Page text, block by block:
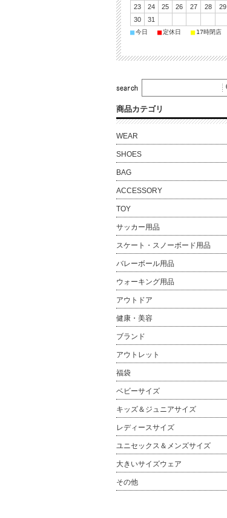
23
24 25 26 27 28
29
30
31
■今日 ■定休日 ■ 17時閉店
商品カテゴリ
WEAR
SHOES
BAG
ACCESSORY
TOY
サッカー用品
スケート・スノーボード用品
バレーボール用品
ウォーキング用品
アウトドア
健康・美容
ブランド
アウトレット
福袋
ベビーサイズ
キッズ＆ジュニアサイズ
レディースサイズ
ユニセックス＆メンズサイズ
大きいサイズウェア
その他